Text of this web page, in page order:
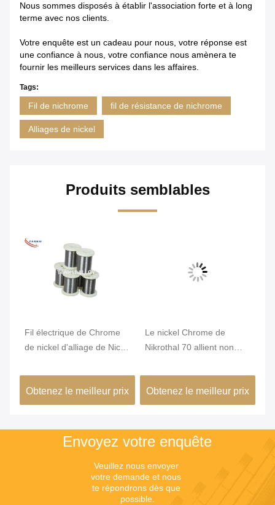
Nous sommes disposés à établir l'association forte et à long
terme avec nos clients.
Votre enquête est un cadeau pour nous, votre réponse est
une confiance à nous, votre confiance nous amènera te
fournir les meilleurs services dans les affaires.
Tags:
Fil de nichrome fil de résistance de nichrome
Alliages de nickel
Produits semblables
Fil électrique de Chrome
de nickel d'alliage de Nicr
6j22
Obtenez le meilleur prix
Le nickel Chrome de
Nikrothal 70 allient non
Obtenez le meilleur prix
Envoyez votre enquête
Veuillez nous envoyer
votre demande et nous
te répondrons dès que
possible.